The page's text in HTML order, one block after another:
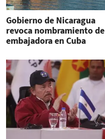
Gobierno de Nicaragua
revoca nombramiento de
embajadora en Cuba